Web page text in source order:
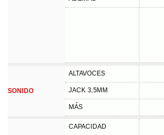
SONIDO
ALTAVOCES
JACK 3,5MM
MÁS
CAPACIDAD